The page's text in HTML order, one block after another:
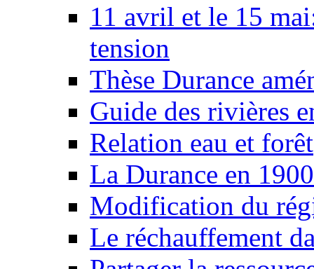
11 avril et le 15
tension
Thèse Durance
Guide des rivières
Relation eau et forêt
La Durance en 1900
Modification du
Le réchauffement